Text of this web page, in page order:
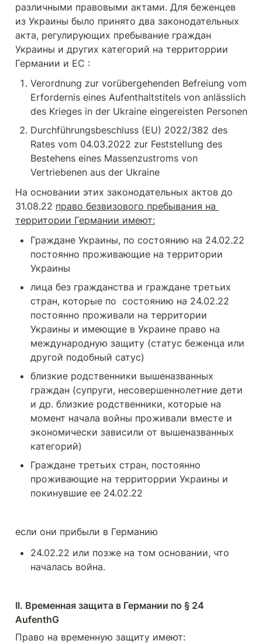
различными правовыми актами. Для беженцев
из Украины было принято два законодательных
акта, регулирующих пребывание граждан
Украины и других категорий на территоррии
Германии и ЕС :
Verordnung zur vorübergehenden Befreiung vom
Erfordernis eines Aufenthaltstitels von anlässlich
des Krieges in der Ukraine eingereisten Personen
Durchführungsbeschluss (EU) 2022/382 des
Rates vom 04.03.2022 zur Feststellung des
Bestehens eines Massenzustroms von
Vertriebenen aus der Ukraine
На основании этих законодательных актов до
31.08.22 право безвизового пребывания на
территории Германии имеют:
Граждане Украины, по состоянию на 24.02.22
постоянно проживающие на территории
Украины
лица без гражданства и граждане третьих
стран, которые по  состоянию на 24.02.22
постоянно проживали на территории
Украины и имеющие в Украине право на
международную защиту (статус беженца или
другой подобный сатус)
близкие родственники вышеназванных
граждан (супруги, несовершеннолетние дети
и др. близкие родственники, которые на
момент начала войны проживали вместе и
экономически зависили от вышеназванных
категорий)
Граждане третьих стран, постоянно
проживающие на территоррии Украины и
покинувшие ее 24.02.22
если они прибыли в Германию
24.02.22 или позже на том основании, что
началась война.
II. Временная защита в Германии по § 24
AufenthG
Право на временную защиту имеют: